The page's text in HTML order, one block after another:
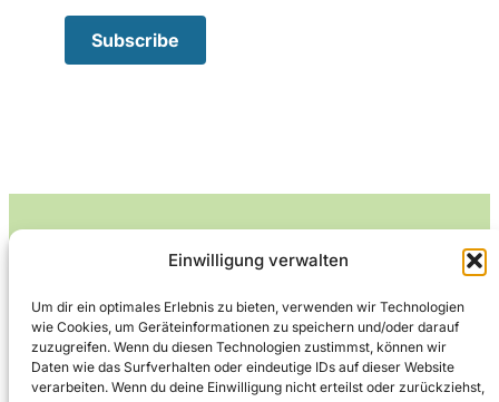
Einwilligung verwalten
Um dir ein optimales Erlebnis zu bieten, verwenden wir Technologien
wie Cookies, um Geräteinformationen zu speichern und/oder darauf
zuzugreifen. Wenn du diesen Technologien zustimmst, können wir
Daten wie das Surfverhalten oder eindeutige IDs auf dieser Website
verarbeiten. Wenn du deine Einwilligung nicht erteilst oder zurückziehst,
Leckerlife
Lecker essen – gesund leben.